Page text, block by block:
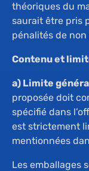
théoriques du
saurait être pris
pénalités de
Contenu et
a) Limite
proposée doit
spécifié dans
est strictement
mentionnées
Les emballages